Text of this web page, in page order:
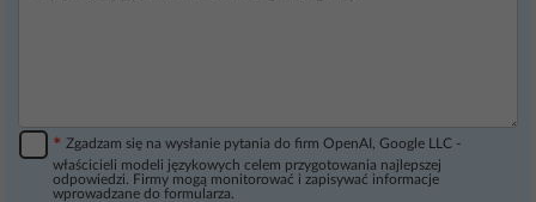
* Zgadzam się na wysłanie pytania do firm OpenAI, Google LLC -
właścicieli modeli językowych celem przygotowania najlepszej
odpowiedzi. Firmy mogą monitorować i zapisywać informacje
wprowadzane do formularza.